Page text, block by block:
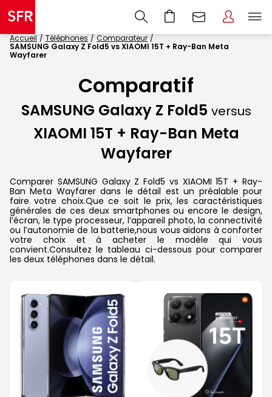
Accueil Téléphones
Comparateur
SAMSUNG Galaxy Z Fold5 vs XIAOMI 15T + Ray-Ban Meta
Wayfarer
Comparatif
SAMSUNG Galaxy Z Fold5 versus
XIAOMI 15T + Ray-Ban Meta
Wayfarer
Comparer SAMSUNG Galaxy Z Fold5 vs XIAOMI 15T + Ray-
Ban Meta Wayfarer dans le détail est un préalable pour
faire votre choix.Que ce soit le prix, les caractéristiques
générales de ces deux smartphones ou encore le design,
l’écran, le type processeur, l’appareil photo, la connectivité
ou l’autonomie de la batterie,nous vous aidons à conforter
votre choix et à acheter le modèle qui vous
convient.Consultez le tableau ci-dessous pour comparer
les deux téléphones dans le détail.